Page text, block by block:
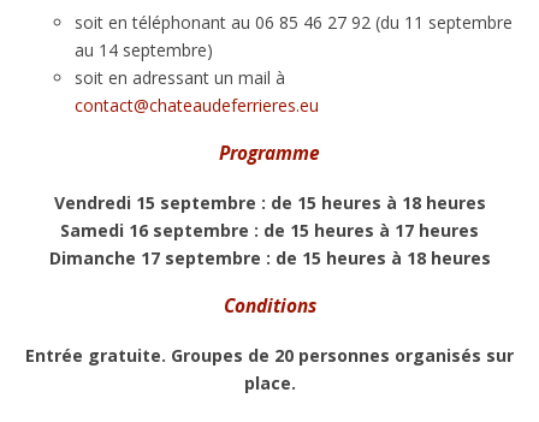
soit en téléphonant au 06 85 46 27 92 (du 11 septembre
au 14 septembre)
soit en adressant un mail à
contact@chateaudeferrieres.eu
Programme
Vendredi 15 septembre : de 15 heures à 18 heures
Samedi 16 septembre : de 15 heures à 17 heures
Dimanche 17 septembre : de 15 heures à 18 heures
Conditions
Entrée gratuite. Groupes de 20 personnes organisés sur
place.